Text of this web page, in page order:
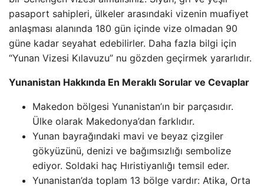
pasaport sahipleri, ülkeler arasındaki vizenin muafiyet
anlaşması alanında 180 gün içinde vize olmadan 90
güne kadar seyahat edebilirler. Daha fazla bilgi için
“Yunan Vizesi Kılavuzu” nu gözden geçirmek yararlıdır.
Yunanistan Hakkında En Meraklı Sorular ve Cevaplar
Makedon bölgesi Yunanistan’ın bir parçasıdır.
Ülke olarak Makedonya’dan farklıdır.
Yunan bayrağındaki mavi ve beyaz çizgiler
gökyüzünü, denizi ve bağımsızlığı sembolize
ediyor. Soldaki haç Hıristiyanlığı temsil eder.
Yunanistan’da toplam 13 bölge vardır: Atika, Orta